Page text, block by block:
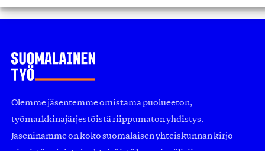
Olemme jäsentemme omistama puolueeton,
työmarkkinajärjestöistä riippumaton yhdistys.
Jäseninämme on koko suomalaisen yhteiskunnan kirjo